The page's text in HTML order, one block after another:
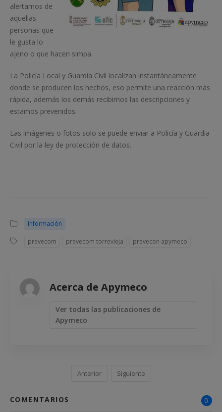
alertarnos de
aquellas
personas que
le gusta lo
ajeno o que hacen simpa.
La Policía Local y Guardia Civil localizan instantáneamente
donde se producen los hechos, eso permite una reacción más
rápida, además los demás recibimos las descripciones y
estamos prevenidos.
Las imágenes o fotos solo se puede enviar a Policía y Guardia
Civil por la ley de protección de datos.
Información
prevecom prevecom torrevieja prevecon apymeco
Acerca de Apymeco
Ver todas las publicaciones de
Apymeco
Anterior Siguiente
COMENTARIOS 0